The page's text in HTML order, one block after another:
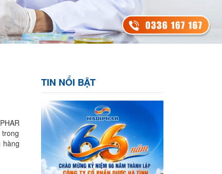
hàng
TIN NỔI BẬT